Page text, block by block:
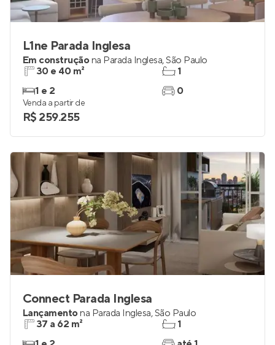
L1ne Parada Inglesa
Em construçãona Parada Inglesa,São Paulo
30 e 40 m²
1 e 2
1
0
Venda a partir de
R$ 259.255
Connect Parada Inglesa
Lançamentona Parada Inglesa,São Paulo
37 a 62 m²
1